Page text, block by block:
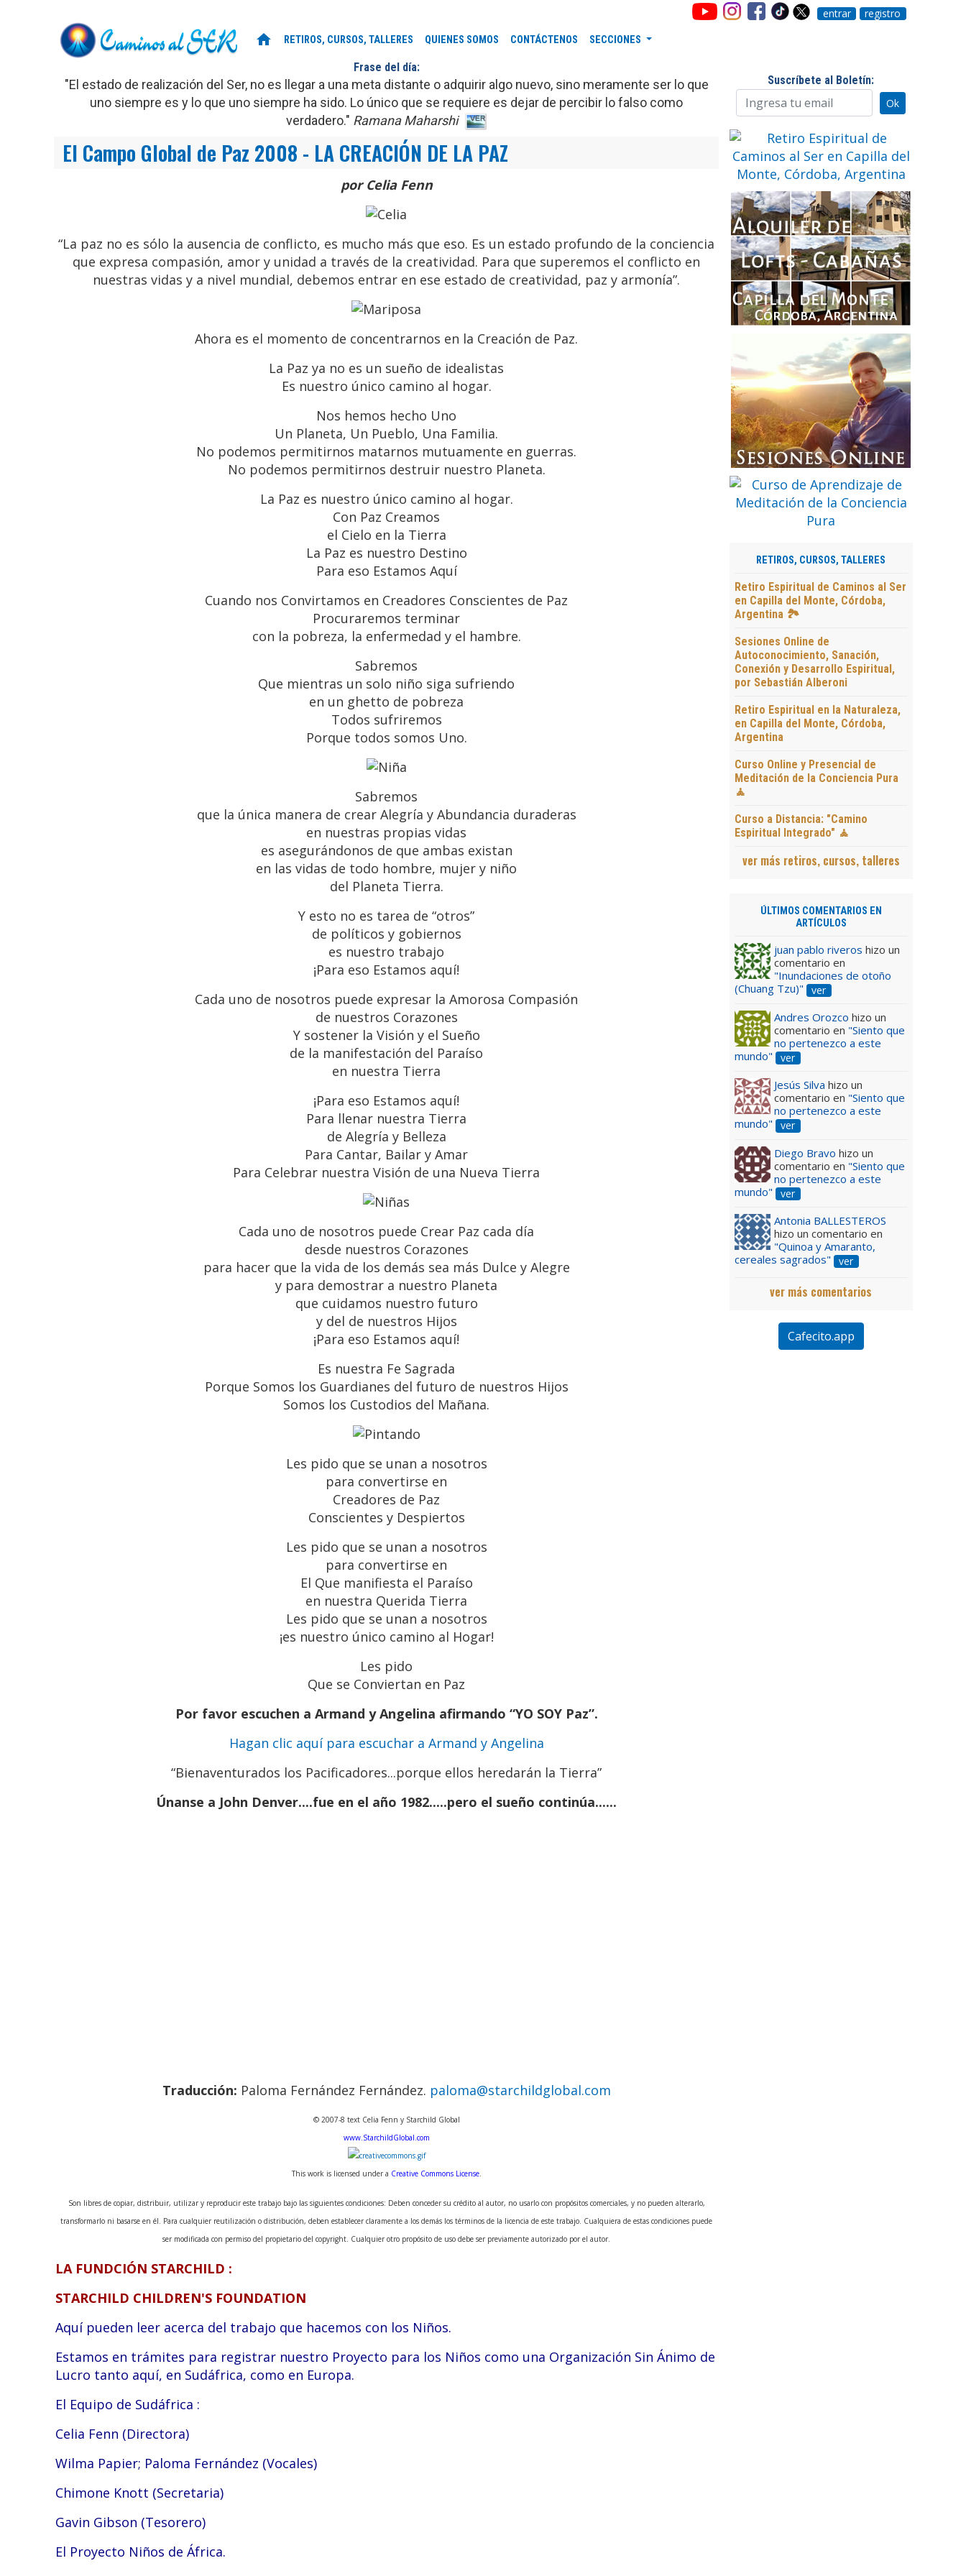
entrar registro
home RETIROS, CURSOS, TALLERES QUIENES SOMOS CONTÁCTENOS SECCIONES
Frase del día:
"El estado de realización del Ser, no es llegar a una meta distante o adquirir algo nuevo, sino meramente ser lo que
uno siempre es y lo que uno siempre ha sido. Lo único que se requiere es dejar de percibir lo falso como
verdadero." Ramana Maharshi
El Campo Global de Paz 2008 - LA CREACIÓN DE LA PAZ
por Celia Fenn
“La paz no es sólo la ausencia de conflicto, es mucho más que eso. Es un estado profundo de la conciencia
que expresa compasión, amor y unidad a través de la creatividad. Para que superemos el conflicto en
nuestras vidas y a nivel mundial, debemos entrar en ese estado de creatividad, paz y armonía”.
Ahora es el momento de concentrarnos en la Creación de Paz.
La Paz ya no es un sueño de idealistas
Es nuestro único camino al hogar.
Nos hemos hecho Uno
Un Planeta, Un Pueblo, Una Familia.
No podemos permitirnos matarnos mutuamente en guerras.
No podemos permitirnos destruir nuestro Planeta.
La Paz es nuestro único camino al hogar.
Con Paz Creamos
el Cielo en la Tierra
La Paz es nuestro Destino
Para eso Estamos Aquí
Cuando nos Convirtamos en Creadores Conscientes de Paz
Procuraremos terminar
con la pobreza, la enfermedad y el hambre.
Sabremos
Que mientras un solo niño siga sufriendo
en un ghetto de pobreza
Todos sufriremos
Porque todos somos Uno.
Sabremos
que la única manera de crear Alegría y Abundancia duraderas
en nuestras propias vidas
es asegurándonos de que ambas existan
en las vidas de todo hombre, mujer y niño
del Planeta Tierra.
Y esto no es tarea de “otros”
de políticos y gobiernos
es nuestro trabajo
¡Para eso Estamos aquí!
Cada uno de nosotros puede expresar la Amorosa Compasión
de nuestros Corazones
Y sostener la Visión y el Sueño
de la manifestación del Paraíso
en nuestra Tierra
¡Para eso Estamos aquí!
Para llenar nuestra Tierra
de Alegría y Belleza
Para Cantar, Bailar y Amar
Para Celebrar nuestra Visión de una Nueva Tierra
Cada uno de nosotros puede Crear Paz cada día
desde nuestros Corazones
para hacer que la vida de los demás sea más Dulce y Alegre
y para demostrar a nuestro Planeta
que cuidamos nuestro futuro
y del de nuestros Hijos
¡Para eso Estamos aquí!
Es nuestra Fe Sagrada
Porque Somos los Guardianes del futuro de nuestros Hijos
Somos los Custodios del Mañana.
Les pido que se unan a nosotros
para convertirse en
Creadores de Paz
Conscientes y Despiertos
Les pido que se unan a nosotros
para convertirse en
El Que manifiesta el Paraíso
en nuestra Querida Tierra
Les pido que se unan a nosotros
¡es nuestro único camino al Hogar!
Les pido
Que se Conviertan en Paz
Por favor escuchen a Armand y Angelina afirmando “YO SOY Paz”.
Hagan clic aquí para escuchar a Armand y Angelina
“Bienaventurados los Pacificadores...porque ellos heredarán la Tierra”
Únanse a John Denver....fue en el año 1982.....pero el sueño continúa......
Traducción: Paloma Fernández Fernández. paloma@starchildglobal.com
© 2007-8 text Celia Fenn y Starchild Global
www.StarchildGlobal.com
This work is licensed under a Creative Commons License.
Son libres de copiar, distribuir, utilizar y reproducir este trabajo bajo las siguientes condiciones: Deben conceder su crédito al autor, no usarlo con propósitos comerciales, y no pueden alterarlo,
transformarlo ni basarse en él. Para cualquier reutilización o distribución, deben establecer claramente a los demás los términos de la licencia de este trabajo. Cualquiera de estas condiciones puede
ser modificada con permiso del propietario del copyright. Cualquier otro propósito de uso debe ser previamente autorizado por el autor.
LA FUNDCIÓN STARCHILD :
STARCHILD CHILDREN'S FOUNDATION
Aquí pueden leer acerca del trabajo que hacemos con los Niños.
Estamos en trámites para registrar nuestro Proyecto para los Niños como una Organización Sin Ánimo de
Lucro tanto aquí, en Sudáfrica, como en Europa.
El Equipo de Sudáfrica :
Celia Fenn (Directora)
Wilma Papier; Paloma Fernández (Vocales)
Chimone Knott (Secretaria)
Gavin Gibson (Tesorero)
El Proyecto Niños de África.
Suscríbete al Boletín:
RETIROS, CURSOS, TALLERES
Retiro Espiritual de Caminos al Ser
en Capilla del Monte, Córdoba,
Argentina 🏞️
Sesiones Online de
Autoconocimiento, Sanación,
Conexión y Desarrollo Espiritual,
por Sebastián Alberoni
Retiro Espiritual en la Naturaleza,
en Capilla del Monte, Córdoba,
Argentina
Curso Online y Presencial de
Meditación de la Conciencia Pura
🧘
Curso a Distancia: "Camino
Espiritual Integrado" 🧘
ver más retiros, cursos, talleres
ÚLTIMOS COMENTARIOS EN
ARTÍCULOS
juan pablo riveros hizo un
comentario en
"Inundaciones de otoño
(Chuang Tzu)"
ver
Andres Orozco hizo un
comentario en "Siento que
no pertenezco a este
mundo"
ver
Jesús Silva hizo un
comentario en "Siento que
no pertenezco a este
mundo"
ver
Diego Bravo hizo un
comentario en "Siento que
no pertenezco a este
mundo"
ver
Antonia BALLESTEROS
hizo un comentario en
"Quinoa y Amaranto,
cereales sagrados"
ver
ver más comentarios
Cafecito.app